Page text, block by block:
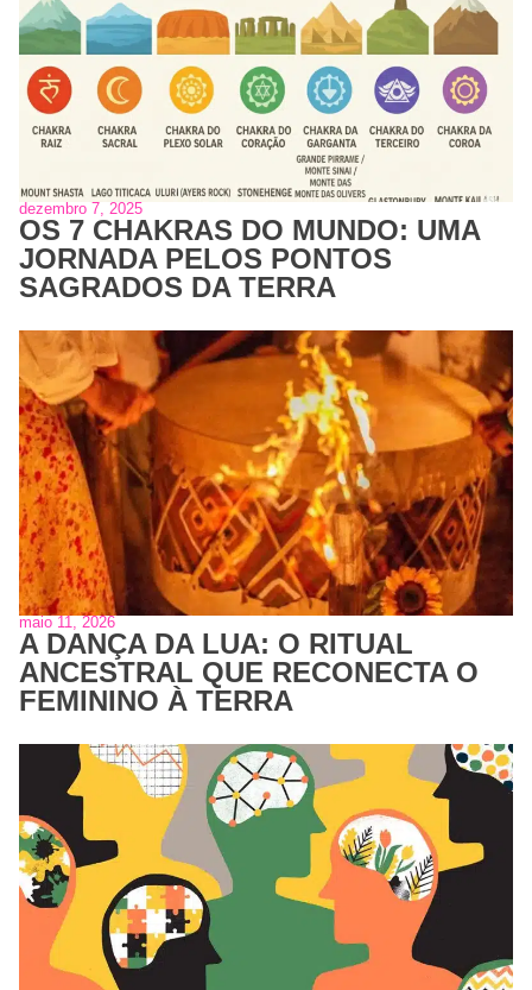
dezembro 7, 2025
OS 7 CHAKRAS DO MUNDO: UMA
JORNADA PELOS PONTOS
SAGRADOS DA TERRA
maio 11, 2026
A DANÇA DA LUA: O RITUAL
ANCESTRAL QUE RECONECTA O
FEMININO À TERRA